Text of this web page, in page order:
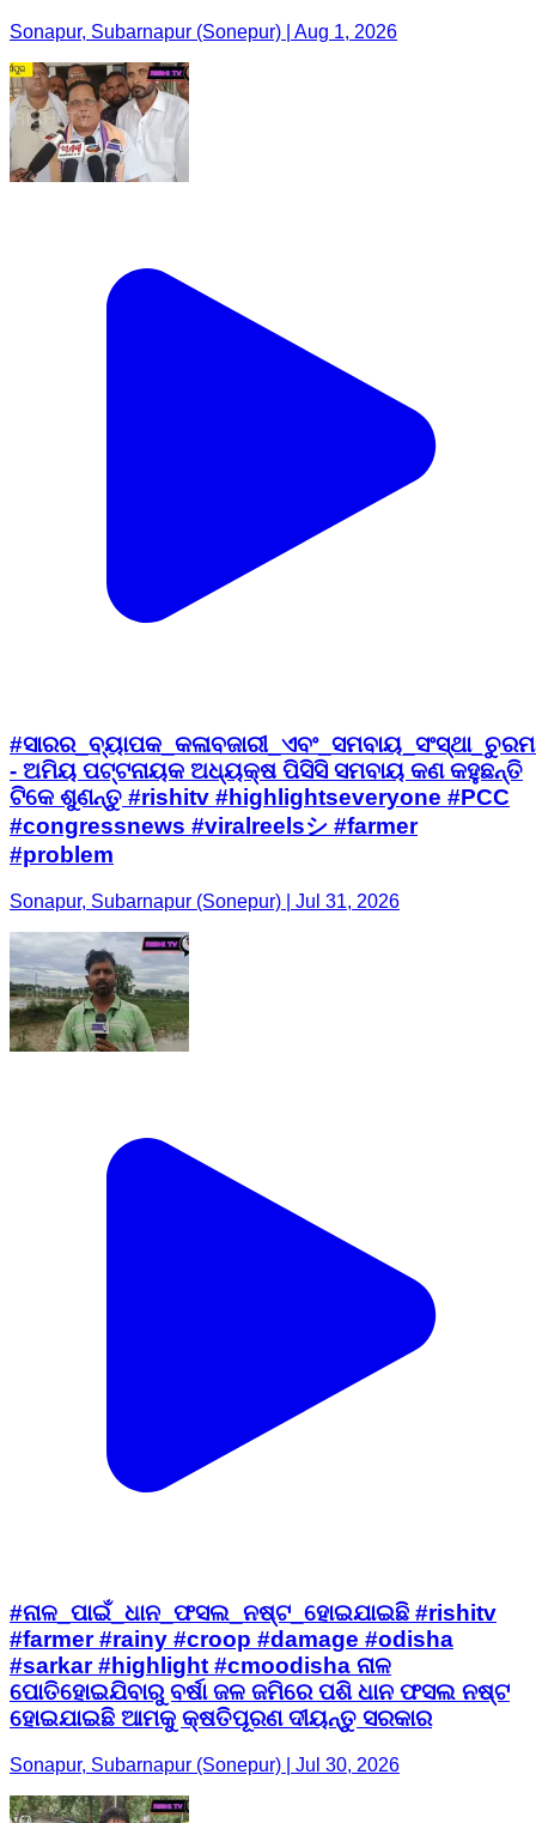
Sonapur, Subarnapur (Sonepur) | Aug 1, 2026
- ଅମିୟ ପଟ୍ଟନାୟକ ଅଧ୍ୟକ୍ଷ ପିସିସି ସମବାୟ କଣ କହୁଛନ୍ତି
ଟିକେ ଶୁଣନ୍ତୁ #rishitv #highlightseveryone #PCC
#congressnews #viralreelsシ #farmer
#problem
Sonapur, Subarnapur (Sonepur) | Jul 31, 2026
#ନାଳ_ପାଇଁ_ଧାନ_ଫସଲ_ନଷ୍ଟ_ହୋଇଯାଇଛି #rishitv
#farmer #rainy #croop #damage #odisha
#sarkar #highlight #cmoodisha ନାଳ
ପୋତିହୋଇଯିବାରୁ ବର୍ଷା ଜଳ ଜମିରେ ପଶି ଧାନ ଫସଲ ନଷ୍ଟ
ହୋଇଯାଇଛି ଆମକୁ କ୍ଷତିପୂରଣ ଦୀୟନ୍ତୁ ସରକାର
Sonapur, Subarnapur (Sonepur) | Jul 30, 2026